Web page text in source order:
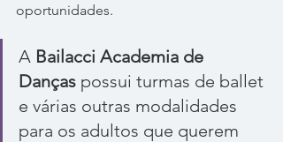
oportunidades.
A Bailacci Academia de
Danças possui turmas de ballet
e várias outras modalidades
para os adultos que querem